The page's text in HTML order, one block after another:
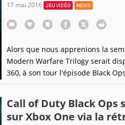
17 mai 2016 JEU VIDÉO NEWS
Alors que nous apprenions la
Modern Warfare Trilogy serait
360, à son tour l'épisode Black
Xbox One via la
Call of Duty Black
sur Xbox One via la